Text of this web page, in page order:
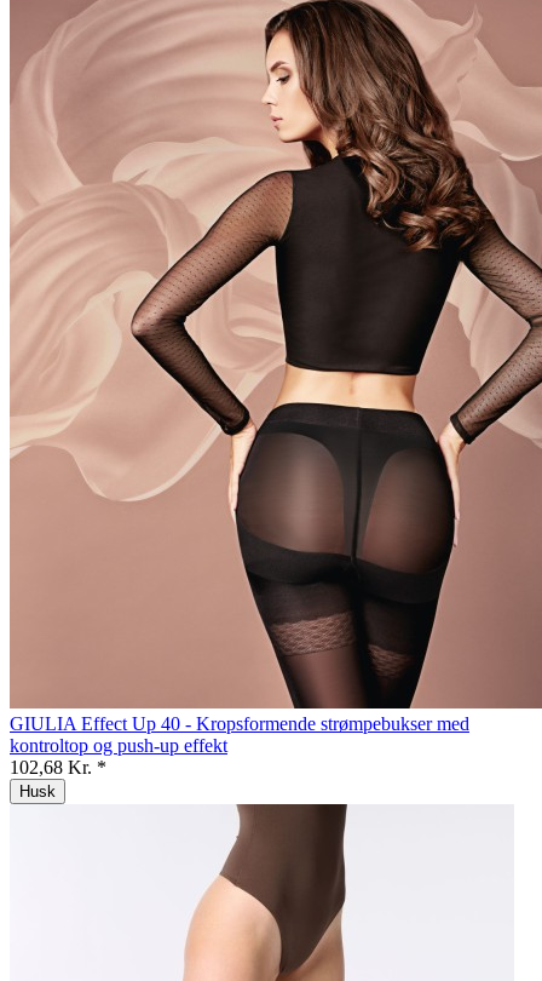
GIULIA Effect Up 40 - Kropsformende strømpebukser med
kontroltop og push-up effekt
102,68 Kr. *
Husk